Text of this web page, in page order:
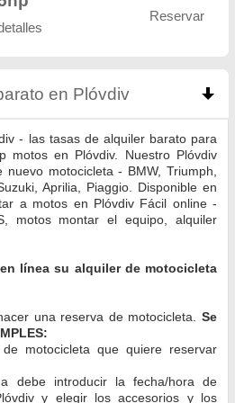
Reservar
en Plóvdiv click to
- las tasas de alquiler barato para
motos en Plóvdiv. Nuestro Plóvdiv
motocicleta - BMW, Triumph,
Aprilia, Piaggio. Disponible en
a motos en Plóvdiv Fácil online -
motos montar el equipo, alquiler
línea su alquiler de motocicleta
una reserva de motocicleta. Se
motocicleta que quiere reservar
debe introducir la fecha/hora de
y elegir los accesorios y los